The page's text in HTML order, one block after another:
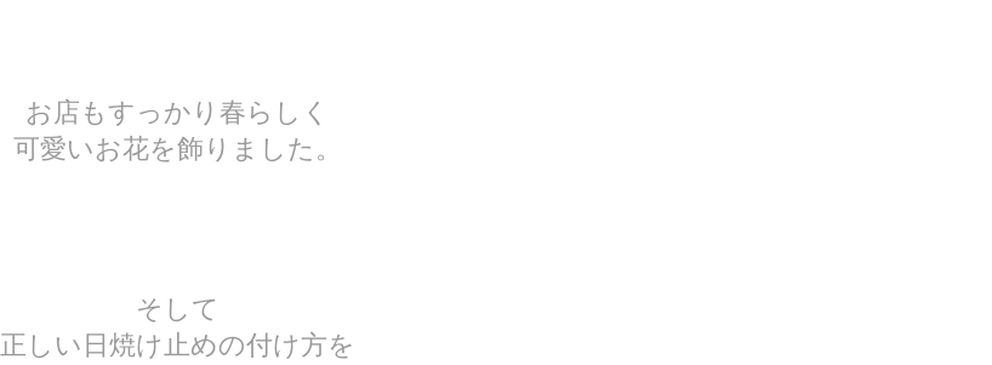
お店もすっかり春らしく
可愛いお花を飾りました。
そして
正しい日焼け止めの付け方を